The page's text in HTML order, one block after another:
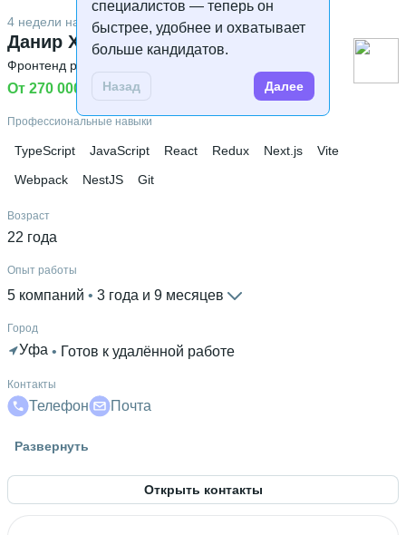
специалистов — теперь он
быстрее, удобнее и охватывает
больше кандидатов.
Назад Далее
Знание языков
Английский А2
Высшее образование
Университет ИТМО •
Информационных технологий и
программирования • 6 месяцев
Ещё 1 в профиле
Дополнительное образование
Данир Хисаметдинов
4 недели назад
Фронтенд разработчик
От 270 000 ₽ • Рассмотрю предложения
Профессиональные навыки
TypeScript JavaScript React Redux Next.js
Vite
Webpack
NestJS Git
Возраст
22 года
Опыт работы
5 компаний 3 года и 9 месяцев
Город
Уфа • Готов к удалённой работе
Контакты
Телефон Почта
Английский В1
Развернуть
Открыть контакты